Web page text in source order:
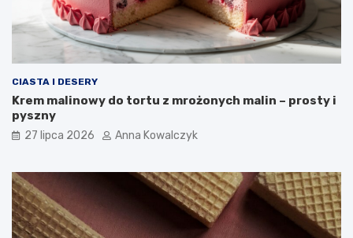
CIASTA I DESERY
Krem malinowy do tortu z mrożonych malin – prosty i
pyszny
27 lipca 2026 Anna Kowalczyk